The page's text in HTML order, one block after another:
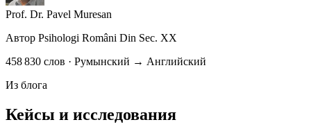
Prof. Dr. Pavel Muresan
Автор Psihologi Români Din Sec. XX
458 830 слов · Румынский → Английский
Из блога
Кейсы и исследования